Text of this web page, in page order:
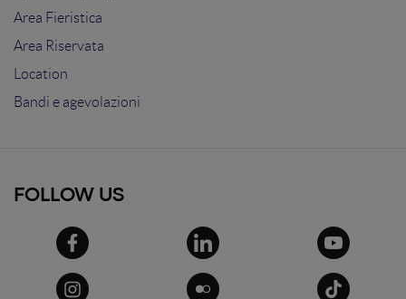
Area Fieristica
Area Riservata
Location
Bandi e agevolazioni
FOLLOW US